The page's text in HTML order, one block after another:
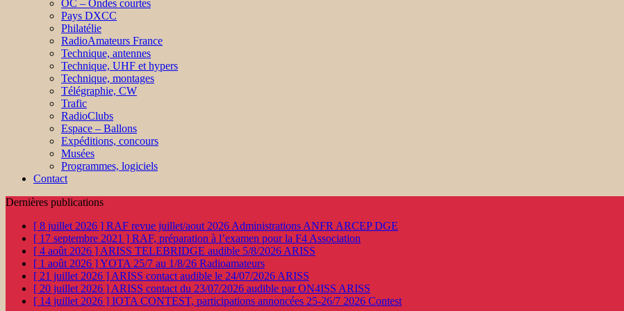
OC – Ondes courtes
Pays DXCC
Philatélie
RadioAmateurs France
Technique, antennes
Technique, UHF et hypers
Technique, montages
Télégraphie, CW
Trafic
RadioClubs
Espace – Ballons
Expéditions, concours
Musées
Programmes, logiciels
Contact
Dernières publications
[ 8 juillet 2026 ] RAF revue juillet/aout 2026 Administrations ANFR ARCEP DGE
[ 17 septembre 2021 ] RAF, préparation à l’examen pour la F4 Association
[ 4 août 2026 ] ARISS TELEBRIDGE audible 5/8/2026 ARISS
[ 1 août 2026 ]YOTA 25/7 au 1/8/26 Radioamateurs
[ 21 juillet 2026 ] ARISS contact audible le 24/07/2026 ARISS
[ 20 juillet 2026 ] ARISS contact du 23/07/2026 audible par ON4ISS ARISS
[ 14 juillet 2026 ] IOTA CONTEST, participations annoncées 25-26/7 2026 Contest